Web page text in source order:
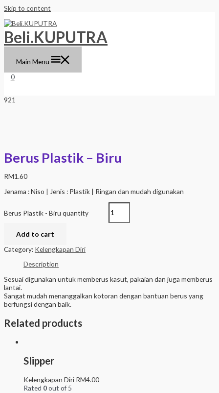
Skip to content
Beli.KUPUTRA
Main Menu
0
Berus Plastik – Biru
RM1.60
Jenama : Niso | Jenis : Plastik | Ringan dan mudah digunakan
Berus Plastik - Biru quantity
Add to cart
Category: Kelengkapan Diri
Description
Sesuai digunakan untuk memberus kasut, pakaian dan juga memberus
lantai.
Sangat mudah menanggalkan kotoran dengan bantuan berus yang
berfungsi dengan baik.
Related products
Slipper
Kelengkapan Diri RM4.00
Rated 0out of 5